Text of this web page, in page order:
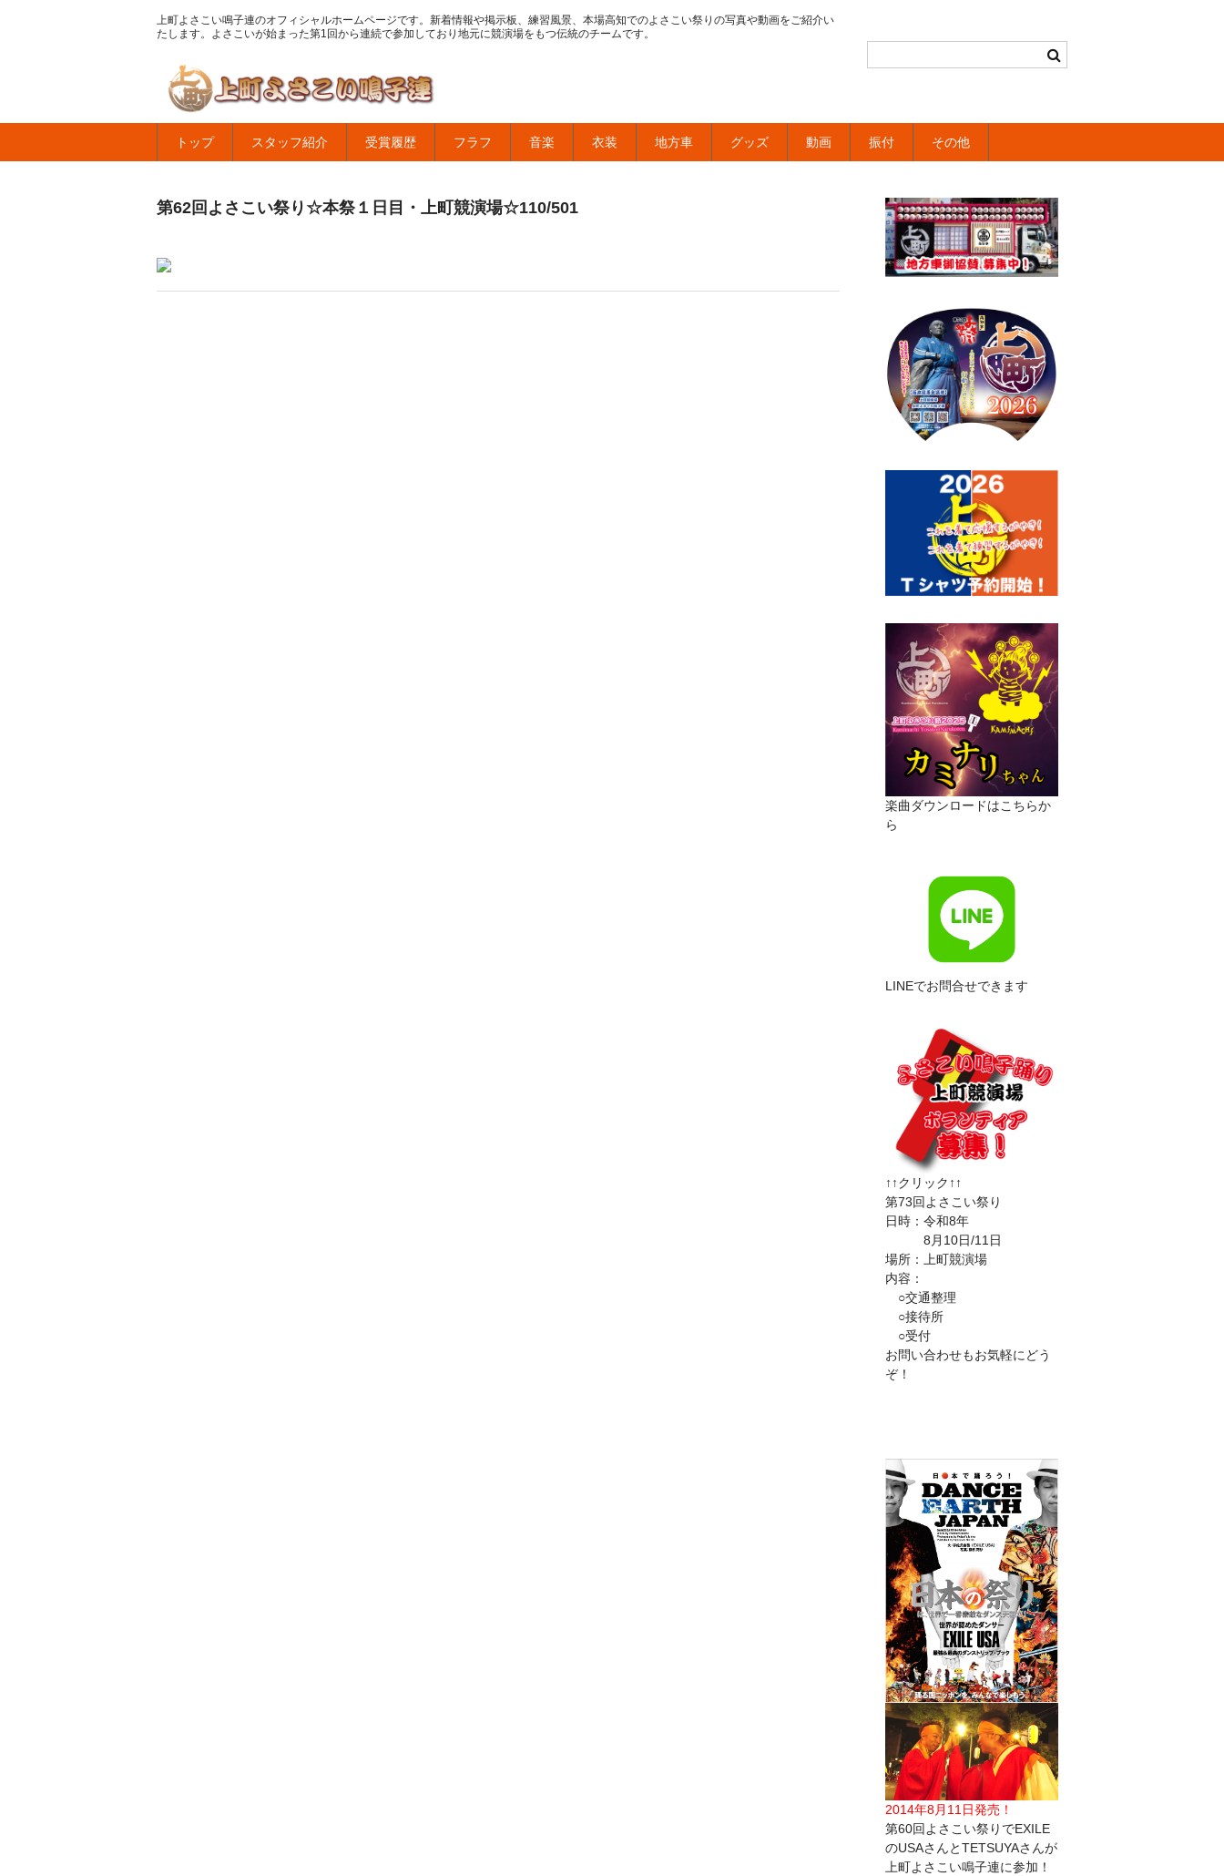
上町よさこい鳴子連のオフィシャルホームページです。新着情報や掲示板、練習風景、本場高知でのよさこい祭りの写真や動画をご紹介い
たします。よさこいが始まった第1回から連続で参加しており地元に競演場をもつ伝統のチームです。
トップ スタッフ紹介 受賞履歴 フラフ 音楽 衣装 地方車 グッズ 動画 振付 その他
第62回よさこい祭り☆本祭１日目・上町競演場☆110/501
楽曲ダウンロードはこちらか
ら
LINEでお問合せできます
↑↑クリック↑↑
第73回よさこい祭り
日時：令和8年
8月10日/11日
場所：上町競演場
内容：
○交通整理
○接待所
○受付
お問い合わせもお気軽にどう
ぞ！
2014年8月11日発売！
第60回よさこい祭りでEXILE
のUSAさんとTETSUYAさんが
上町よさこい鳴子連に参加！